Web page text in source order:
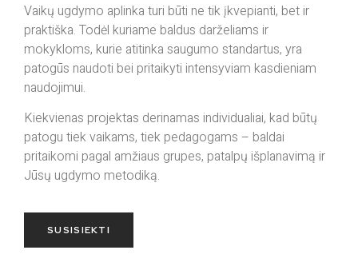
Vaikų ugdymo aplinka turi būti ne tik įkvepianti, bet ir
praktiška. Todėl kuriame baldus darželiams ir
mokykloms, kurie atitinka saugumo standartus, yra
patogūs naudoti bei pritaikyti intensyviam kasdieniam
naudojimui.
Kiekvienas projektas derinamas individualiai, kad būtų
patogu tiek vaikams, tiek pedagogams – baldai
pritaikomi pagal amžiaus grupes, patalpų išplanavimą ir
Jūsų ugdymo metodiką.
SUSISIEKTI